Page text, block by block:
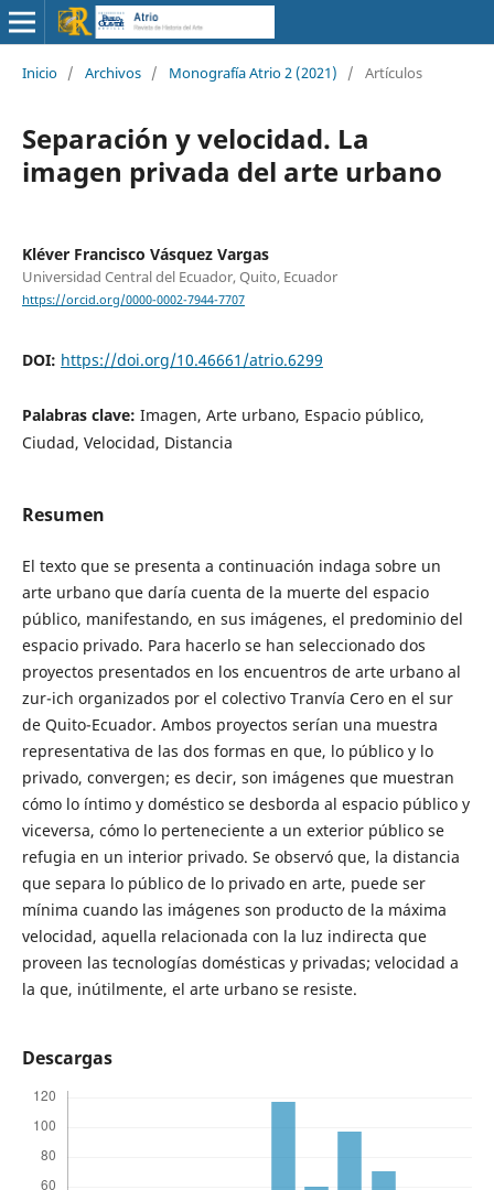
Inicio / Archivos / Monografía Atrio 2 (2021) / Artículos
Separación y velocidad. La
imagen privada del arte urbano
Kléver Francisco Vásquez Vargas
Universidad Central del Ecuador, Quito, Ecuador
https://orcid.org/0000-0002-7944-7707
DOI: https://doi.org/10.46661/atrio.6299
Palabras clave: Imagen, Arte urbano, Espacio público,
Ciudad, Velocidad, Distancia
Resumen
El texto que se presenta a continuación indaga sobre un
arte urbano que daría cuenta de la muerte del espacio
público, manifestando, en sus imágenes, el predominio del
espacio privado. Para hacerlo se han seleccionado dos
proyectos presentados en los encuentros de arte urbano al
zur-ich organizados por el colectivo Tranvía Cero en el sur
de Quito-Ecuador. Ambos proyectos serían una muestra
representativa de las dos formas en que, lo público y lo
privado, convergen; es decir, son imágenes que muestran
cómo lo íntimo y doméstico se desborda al espacio público y
viceversa, cómo lo perteneciente a un exterior público se
refugia en un interior privado. Se observó que, la distancia
que separa lo público de lo privado en arte, puede ser
mínima cuando las imágenes son producto de la máxima
velocidad, aquella relacionada con la luz indirecta que
proveen las tecnologías domésticas y privadas; velocidad a
la que, inútilmente, el arte urbano se resiste.
Descargas